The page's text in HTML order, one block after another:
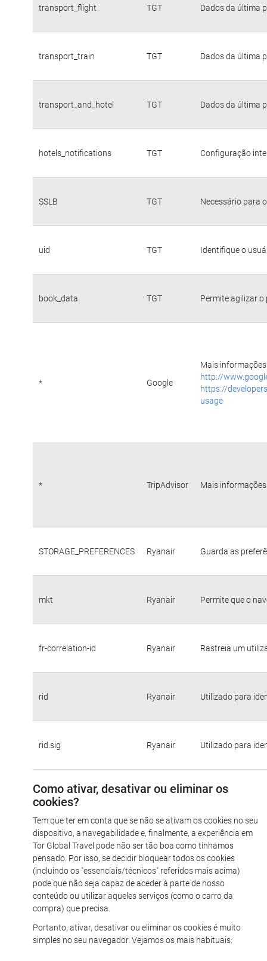
transport_flight TGT Dados da última
transport_train TGT Dados da última
transport_and_hotel TGT Dados da última
hotels_notifications TGT Configuração
SSLB TGT Necessário para
uid TGT Identifique o
book_data TGT Permite agilizar o
* Google
Mais
http://
https://
usage
* TripAdvisor Mais
STORAGE_PREFERENCES Ryanair Guarda as
mkt Ryanair Permite que o
fr-correlation-id Ryanair Rastreia um
rid Ryanair Utilizado para
rid.sig Ryanair Utilizado para
Como ativar, desativar ou eliminar os
cookies?
Tem que ter em conta que se não se ativam os cookies no seu
dispositivo, a navegabilidade e, finalmente, a experiência em
Tor Global Travel pode não ser tão boa como tínhamos
pensado. Por isso, se decidir bloquear todos os cookies
(incluindo os "essenciais/técnicos" referidos mais acima)
pode que não seja capaz de aceder à parte de nosso
conteúdo ou utilizar aqueles serviços (como o carro da
compra) que precisa.
Portanto, ativar, desativar ou eliminar os cookies é muito
simples no seu navegador. Vejamos os mais habituais: